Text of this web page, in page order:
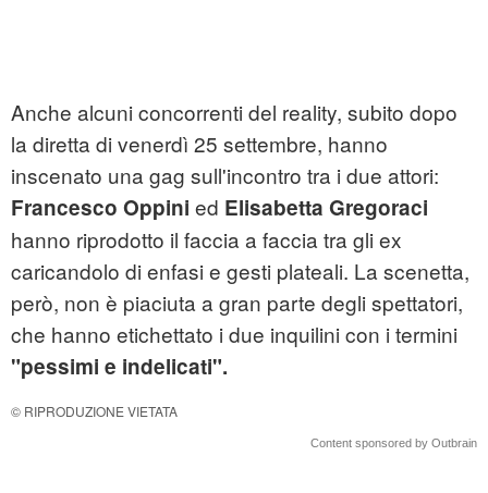
Anche alcuni concorrenti del reality, subito dopo
la diretta di venerdì 25 settembre, hanno
inscenato una gag sull'incontro tra i due attori:
Francesco Oppini ed Elisabetta Gregoraci
hanno riprodotto il faccia a faccia tra gli ex
caricandolo di enfasi e gesti plateali. La scenetta,
però, non è piaciuta a gran parte degli spettatori,
che hanno etichettato i due inquilini con i termini
"pessimi e indelicati".
© RIPRODUZIONE VIETATA
Content sponsored by Outbrain